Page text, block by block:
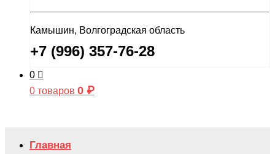
Камышин, Волгоградская область
+7 (996) 357-76-28
0
0 товаров 0 ₽
Главная